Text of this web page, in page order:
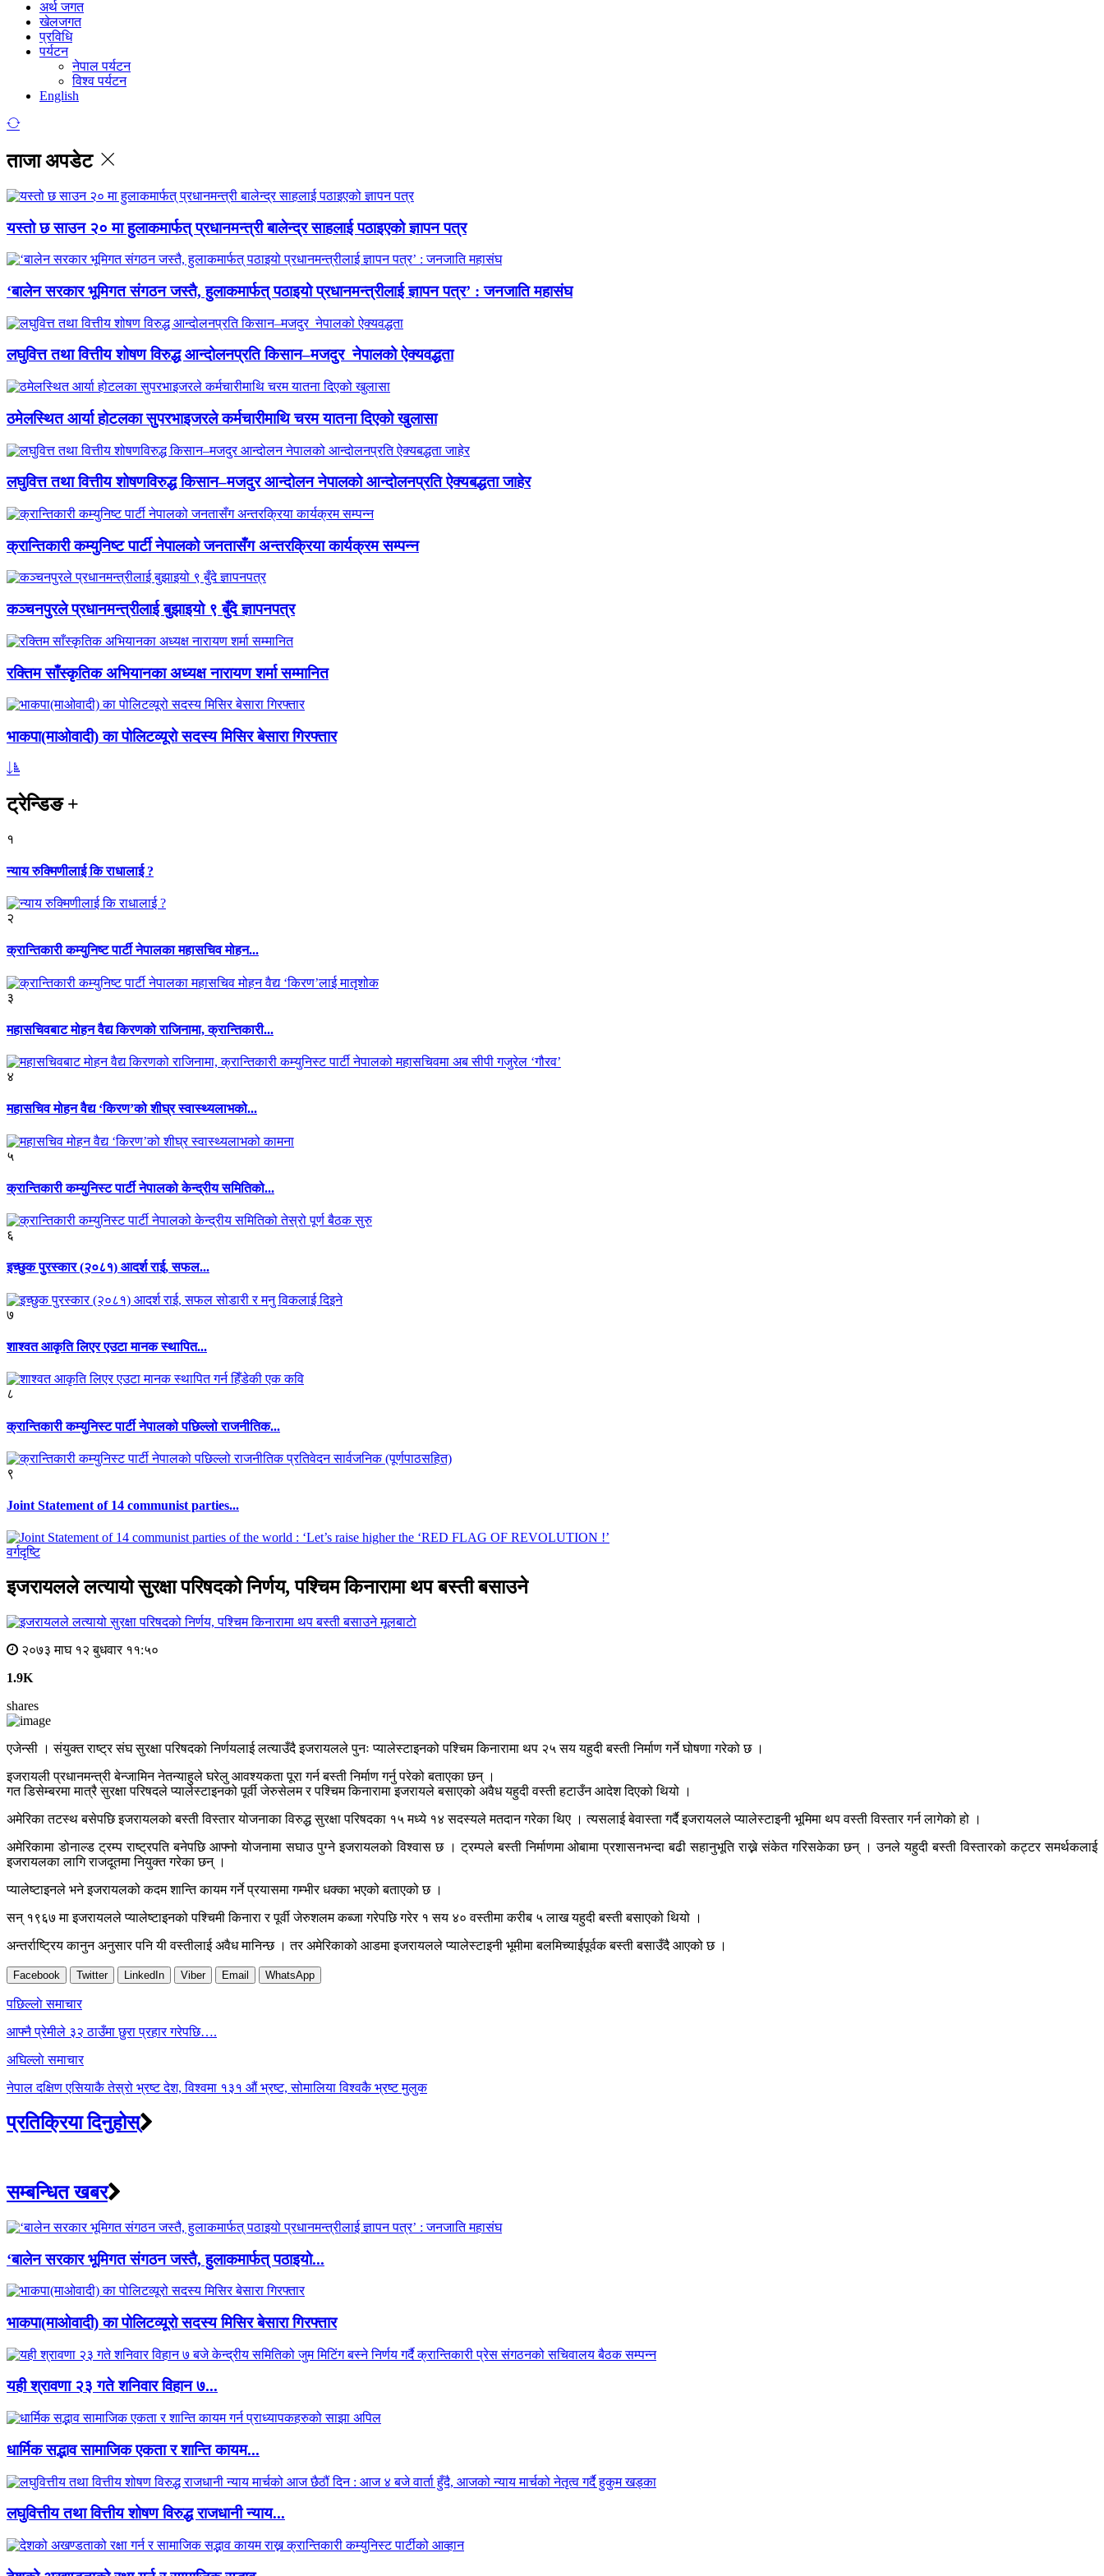
अर्थ जगत
खेलजगत
प्रविधि
पर्यटन
नेपाल पर्यटन
विश्व पर्यटन
English
ताजा अपडेट
यस्तो छ साउन २० मा हुलाकमार्फत् प्रधानमन्त्री बालेन्द्र साहलाई पठाइएको ज्ञापन पत्र
‘बालेन सरकार भूमिगत संगठन जस्तै, हुलाकमार्फत् पठाइयो प्रधानमन्त्रीलाई ज्ञापन पत्र’ : जनजाति महासंघ
लघुवित्त तथा वित्तीय शोषण विरुद्ध आन्दोलनप्रति किसान–मजदुर नेपालको ऐक्यवद्धता
ठमेलस्थित आर्या होटलका सुपरभाइजरले कर्मचारीमाथि चरम यातना दिएको खुलासा
लघुवित्त तथा वित्तीय शोषणविरुद्ध किसान–मजदुर आन्दोलन नेपालको आन्दोलनप्रति ऐक्यबद्धता जाहेर
क्रान्तिकारी कम्युनिष्ट पार्टी नेपालको जनतासँग अन्तरक्रिया कार्यक्रम सम्पन्न
कञ्चनपुरले प्रधानमन्त्रीलाई बुझाइयो ९ बुँदे ज्ञापनपत्र
रक्तिम साँस्कृतिक अभियानका अध्यक्ष नारायण शर्मा सम्मानित
भाकपा(माओवादी) का पोलिटव्यूरो सदस्य मिसिर बेसारा गिरफ्तार
ट्रेन्डिङ+
१
न्याय रुक्मिणीलाई कि राधालाई ?
२
क्रान्तिकारी कम्युनिष्ट पार्टी नेपालका महासचिव मोहन...
३
महासचिवबाट मोहन वैद्य किरणको राजिनामा, क्रान्तिकारी...
४
महासचिव मोहन वैद्य ‘किरण’को शीघ्र स्वास्थ्यलाभको...
५
क्रान्तिकारी कम्युनिस्ट पार्टी नेपालको केन्द्रीय समितिको...
६
इच्छुक पुरस्कार (२०८१) आदर्श राई, सफल...
७
शाश्वत आकृति लिएर एउटा मानक स्थापित...
८
क्रान्तिकारी कम्युनिस्ट पार्टी नेपालको पछिल्लो राजनीतिक...
९
Joint Statement of 14 communist parties...
वर्गदृष्टि
इजरायलले लत्यायो सुरक्षा परिषदको निर्णय, पश्चिम किनारामा थप बस्ती बसाउने
मूलबाटाे
२०७३ माघ १२ बुधवार ११:५०
1.9K
shares
एजेन्सी । संयुक्त राष्ट्र संघ सुरक्षा परिषदको निर्णयलाई लत्याउँदै इजरायलले पुनः प्यालेस्टाइनको पश्चिम किनारामा थप २५ सय यहुदी बस्ती निर्माण गर्ने घोषणा गरेको छ ।
इजरायली प्रधानमन्त्री बेन्जामिन नेतन्याहुले घरेलु आवश्यकता पूरा गर्न बस्ती निर्माण गर्नु परेको बताएका छन् ।
गत डिसेम्बरमा मात्रै सुरक्षा परिषदले प्यालेस्टाइनको पूर्वी जेरुसेलम र पश्चिम किनारामा इजरायले बसाएको अवैध यहुदी वस्ती हटाउँन आदेश दिएको थियो ।
अमेरिका तटस्थ बसेपछि इजरायलको बस्ती विस्तार योजनाका विरुद्ध सुरक्षा परिषदका १५ मध्ये १४ सदस्यले मतदान गरेका थिए । त्यसलाई बेवास्ता गर्दै इजरायलले प्यालेस्टाइनी भूमिमा थप वस्ती विस्तार गर्न लागेको हो ।
अमेरिकामा डोनाल्ड ट्रम्प राष्ट्रपति बनेपछि आफ्नो योजनामा सघाउ पुग्ने इजरायलको विश्वास छ । ट्रम्पले बस्ती निर्माणमा ओबामा प्रशासनभन्दा बढी सहानुभूति राख्ने संकेत गरिसकेका छन् । उनले यहुदी बस्ती विस्तारको कट्टर समर्थकलाई
इजरायलका लागि राजदूतमा नियुक्त गरेका छन् ।
प्यालेष्टाइनले भने इजरायलको कदम शान्ति कायम गर्ने प्रयासमा गम्भीर धक्का भएको बताएको छ ।
सन् १९६७ मा इजरायलले प्यालेष्टाइनको पश्चिमी किनारा र पूर्वी जेरुशलम कब्जा गरेपछि गरेर १ सय ४० वस्तीमा करीब ५ लाख यहुदी बस्ती बसाएको थियो ।
अन्तर्राष्ट्रिय कानुन अनुसार पनि यी वस्तीलाई अवैध मानिन्छ । तर अमेरिकाको आडमा इजरायलले प्यालेस्टाइनी भूमीमा बलमिच्याईपूर्वक बस्ती बसाउँदै आएको छ ।
Facebook Twitter LinkedIn Viber Email WhatsApp
Post
navigation
पछिल्लाे समाचार
आफ्नै प्रेमीले ३२ ठाउँमा छुरा प्रहार गरेपछि….
अघिल्लाे समाचार
नेपाल दक्षिण एसियाकै तेस्रो भ्रष्ट देश, विश्वमा १३१ औं भ्रष्ट, सोमालिया विश्वकै भ्रष्ट मुलुक
प्रतिक्रिया दिनुहोस्
सम्बन्धित खबर
‘बालेन सरकार भूमिगत संगठन जस्तै, हुलाकमार्फत् पठाइयो...
भाकपा(माओवादी) का पोलिटव्यूरो सदस्य मिसिर बेसारा गिरफ्तार
यही श्रावणा २३ गते शनिवार विहान ७...
धार्मिक सद्भाव सामाजिक एकता र शान्ति कायम...
लघुवित्तीय तथा वित्तीय शोषण विरुद्ध राजधानी न्याय...